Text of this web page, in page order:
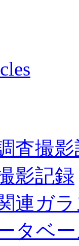
査撮
影記録
連ガ
タベ